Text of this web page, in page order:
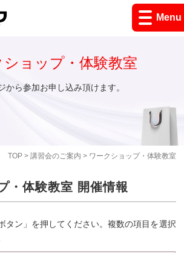
Menu
TOP> 講習会のご案内 > ワークショップ・体験教室
ショップ・体験教室
から参加お申し込み頂けます。
・体験教室 開催情報
タン」を押してください。複数の項目を選択